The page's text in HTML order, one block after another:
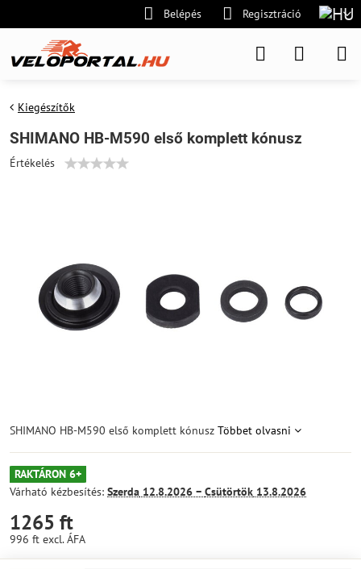
Belépés Regisztráció
Kiegészítők
SHIMANO HB-M590 első komplett kónusz
Értékelés
SHIMANO HB-M590 első komplett kónusz Többet olvasni
RAKTÁRON 6+
Várható kézbesítés: Szerda 12.8.2026 − Csütörtök 13.8.2026
1265 ft
996 ft excl. ÁFA